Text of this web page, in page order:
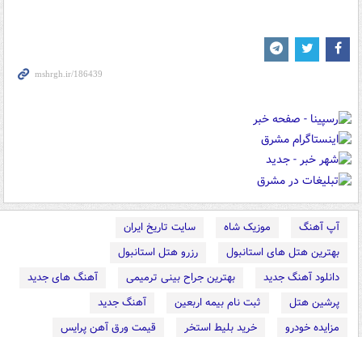
آپ آهنگ موزیک شاه
سایت تاریخ ایران
بهترین هتل های استانبول
رزرو هتل استانبول
دانلود آهنگ جدید
بهترین جراح بینی ترمیمی
آهنگ های جدید
پرشین هتل
ثبت نام بیمه اربعین
آهنگ جدید
مزایده خودرو
خرید بلیط استخر
قیمت ورق آهن پرایس